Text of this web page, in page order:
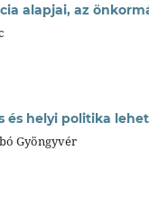
alapjai, az
és helyi politika
Gyöngyvér